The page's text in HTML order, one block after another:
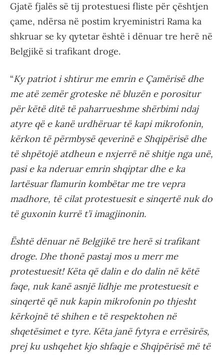
Gjatë fjalës së tij protestuesi fliste për çështjen
çame, ndërsa në postim kryeministri Rama ka
shkruar se ky qytetar është i dënuar tre herë në
Belgjikë si trafikant droge.
“Ky patriot i shtirur me emrin e Çamërisë dhe
me atë zemër groteske në bluzën e porositur
për këtë ditë të paharrueshme shërbimi ndaj
atyre që e kanë urdhëruar të kapi mikrofonin,
kërkon të përmbysë qeverinë e Shqipërisë dhe
të shpëtojë atdheun e nxjerrë në shitje nga unë,
pasi e ka nderuar emrin shqiptar dhe e ka
lartësuar flamurin kombëtar me tre vepra
madhore, të cilat protestuesit e sinqertë nuk do
të guxonin kurrë t’i imagjinonin.
Është dënuar në Belgjikë tre herë si trafikant
droge. Dhe thonë pastaj mos u merr me
protestuesit! Këta që dalin e do dalin në këtë
faqe, nuk kanë asnjë lidhje me protestuesit e
sinqertë që nuk kapin mikrofonin po thjesht
kërkojnë të shihen e të respektohen në
shqetësimet e tyre. Këta janë fytyra e errësirës,
prej ku ushqehet kjo shfaqje e Shqipërisë më të